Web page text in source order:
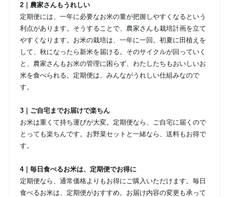
2｜農家さんもうれしい
定期便には、一年に必要なお米の量が把握しやすくなるという
利点があります。そうすることで、農家さんも栽培計画を立て
やすくなります。お米の栽培は、一年に一回。初夏に田植えを
して、秋になったら新米を届ける。そのサイクルが回っていく
と、農家さんもお米の管理に困らず、わたしたちもおいしいお
米を食べられる。定期便は、みんながうれしい仕組みなので
す。
3｜ご自宅までお届けで楽ちん
お米は重くて持ち運びが大変。定期便なら、ご自宅に届くので
とっても楽ちんです。お野菜セットと一緒なら、送料もお得で
す。
4｜毎日食べるお米は、定期便でお得に
定期便なら、通常価格よりもお得にご購入いただけます。毎日
食べるお米は、定期便がおすすめ。お届け内容の変更も承って